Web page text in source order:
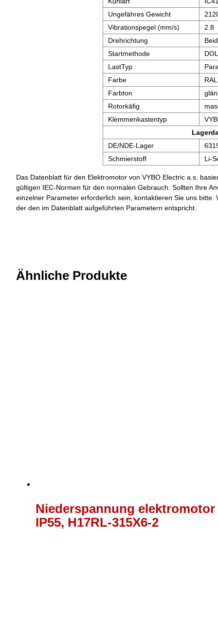
Ungefähres Gewicht
Vibrationspegel (mm/s)
2.8
Drehrichtung
Startmethode
LastTyp
Farbe
Farbton
Rotorkäfig
Klemmenkastentyp
DE/NDE-Lager
Schmierstoff
Li-
Das Datenblatt für den Elektromotor von VYBO Electric a.s.
gültigen IEC-Normen für den normalen Gebrauch. Sollten Ihre
einzelner Parameter erforderlich sein, kontaktieren Sie uns
der den im Datenblatt aufgeführten Parametern entspricht.
Ähnliche Produkte
Niederspannung elektromotor
IP55, H17RL-315X6-2